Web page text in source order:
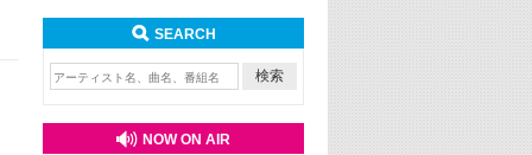
SEARCH
NOW ON AIR